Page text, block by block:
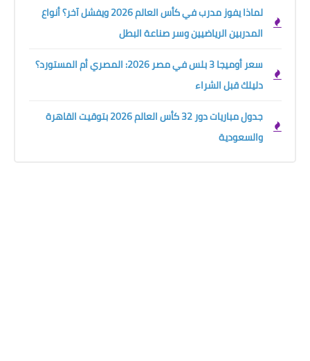
لماذا يفوز مدرب في كأس العالم 2026 ويفشل آخر؟ أنواع
المدربين الرياضيين وسر صناعة البطل
سعر أوميجا 3 بلس في مصر 2026: المصري أم المستورد؟
دليلك قبل الشراء
جدول مباريات دور 32 كأس العالم 2026 بتوقيت القاهرة
والسعودية